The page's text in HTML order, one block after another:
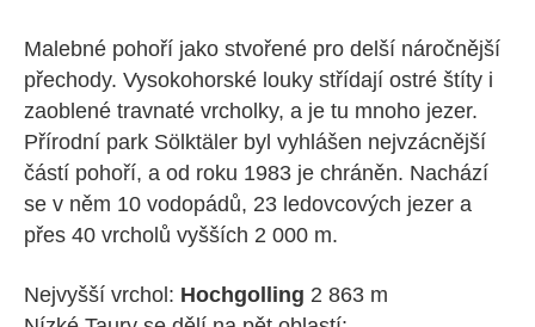
Malebné pohoří jako stvořené pro delší náročnější
přechody. Vysokohorské louky střídají ostré štíty i
zaoblené travnaté vrcholky, a je tu mnoho jezer.
Přírodní park Sölktäler byl vyhlášen nejvzácnější
částí pohoří, a od roku 1983 je chráněn. Nachází
se v něm 10 vodopádů, 23 ledovcových jezer a
přes 40 vrcholů vyšších 2 000 m.
Nejvyšší vrchol: Hochgolling 2 863 m